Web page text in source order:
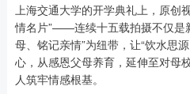
上海交通大学的开学典礼上，原创
情名片”——连续十五载拍摄不仅是
母、铭记亲情”为纽带，让“饮水思
心，从感恩父母养育，延伸至对母
人筑牢情感根基。